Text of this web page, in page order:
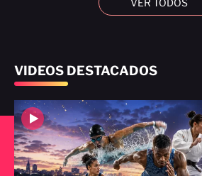
VIDEOS DESTACADOS